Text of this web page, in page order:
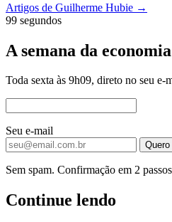
Artigos de Guilherme Hubie →
99 segundos
A semana da
Toda sexta às 9h09, direto no seu
Seu e-mail
Sem spam. Confirmação em 2
Continue lendo